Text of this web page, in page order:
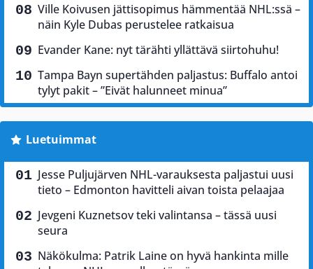
Ville Koivusen jättisopimus hämmentää NHL:ssä –
näin Kyle Dubas perustelee ratkaisua
Evander Kane: nyt tärähti yllättävä siirtohuhu!
Tampa Bayn supertähden paljastus: Buffalo antoi
tylyt pakit – ”Eivät halunneet minua”
Luetuimmat
Jesse Puljujärven NHL-varauksesta paljastui uusi
tieto – Edmonton havitteli aivan toista pelaajaa
Jevgeni Kuznetsov teki valintansa – tässä uusi
seura
Näkökulma: Patrik Laine on hyvä hankinta mille